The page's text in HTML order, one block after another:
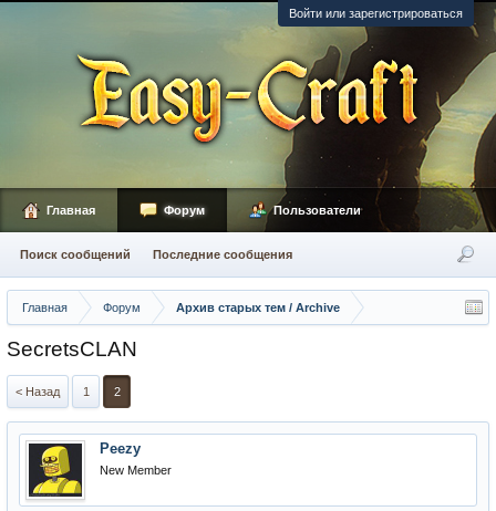
Войти или зарегистрироваться
Главная Форум Архив старых тем / Archive
SecretsCLAN
< Назад 1 2
Peezy
New Member
Главная Форум
Поиск сообщений Последние сообщения
Пользователи